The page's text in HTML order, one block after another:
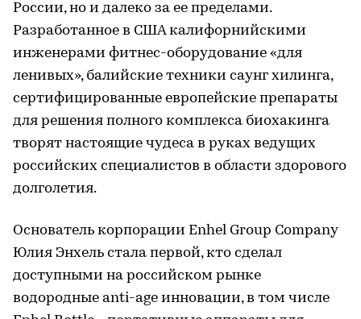
России, но и далеко за ее пределами.
Разработанное в США калифорнийскими
инженерами фитнес-оборудование «для
ленивых», балийские техники саунг хилинга,
сертифицированные европейские препараты
для решения полного комплекса биохакинга
творят настоящие чудеса в руках ведущих
российских специалистов в области здорового
долголетия.
Основатель корпорации Enhel Group Company
Юлия Энхель стала первой, кто сделал
доступными на российском рынке
водородные anti-age инновации, в том числе